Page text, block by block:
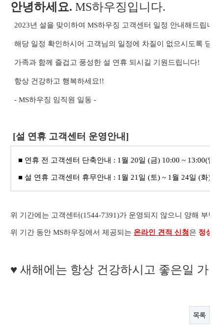
안녕하세요.MS하우징입니다.
2023년 설을 맞이하여 MS하우징 고객센터 일정 안내해드립니
해당 일정 확인하시어 고객님의 일정에 차질이 없으시도록 당
가족과 함께 즐겁고 풍성한 설 연휴 되시길 기원드립니다!
항상 건강하고 행복하세요!!
- MS하우징 임직원 일동 -
[설 연휴 고객센터 운영안내]
■ 연휴 전 고객센터 단축안내 : 1월 20일 (금) 10:00 ~ 13:00(업
■ 설 연휴 고객센터 휴무안내 : 1월 21일 (토) ~ 1월 24일 (화)
위 기간에는 고객센터(1544-7391)가 운영되지 않으니 양해 부탁
위 기간 동안 MS하우징에서 제공되는 온라인 견적 신청은 정상
♥ 새해에는 항상 건강하시고 좋은일 가
목록